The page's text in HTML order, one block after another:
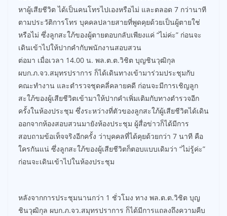
หาผู้เสียชีวิต ได้เป็นคนโทรไปเองหรือไม่ และตลอด 7 กว่านาที
ตามประวัติการโทร บุคคลปลายสายที่พูดคุยด้วยเป็นผู้ตายใช่
หรือไม่ ซึ่งลูกสะใภ้ของผู้ตายตอบกลับเพียงแค่ “ไม่ค่ะ” ก่อนจะ
เดินเข้าไปให้ปากคำกับพนักงานสอบสวน
ต่อมา เมื่อเวลา 14.00 น. พล.ต.ต.วิชิต บุญชินวุฒิกุล
ผบก.ภ.จว.สมุทรปราการ ก็ได้เดินทางเข้ามาร่วมประชุมกับ
คณะทำงาน และตำรวจชุดคลี่คลายคดี ก่อนจะมีการเชิญลูก
สะใภ้ของผู้เสียชีวิตเข้ามาให้ปากคำเพิ่มเติมกับทางตำรวจอีก
ครั้งในห้องประชุม ซึ่งระหว่างที่ตัวของลูกสะใภ้ผู้เสียชีวิตได้เดิน
ออกจากห้องสอบสวนมายังห้องประชุม ผู้สื่อข่าวก็ได้มีการ
สอบถามข้อเท็จจริงอีกครั้ง ว่าบุคคลที่ได้คุยด้วยกว่า 7 นาที คือ
ใครกันแน่ ซึ่งลูกสะใภ้ของผู้เสียชีวิตก็ตอบแบบเดิมว่า “ไม่รู้ค่ะ”
ก่อนจะเดินเข้าไปในห้องประชุม
หลังจากการประชุมนานกว่า 1 ชั่วโมง ทาง พล.ต.ต.วิชิต บุญ
ชินวุฒิกุล ผบก.ภ.จว.สมุทรปราการ ก็ได้มีการแถลงถึงความคืบ